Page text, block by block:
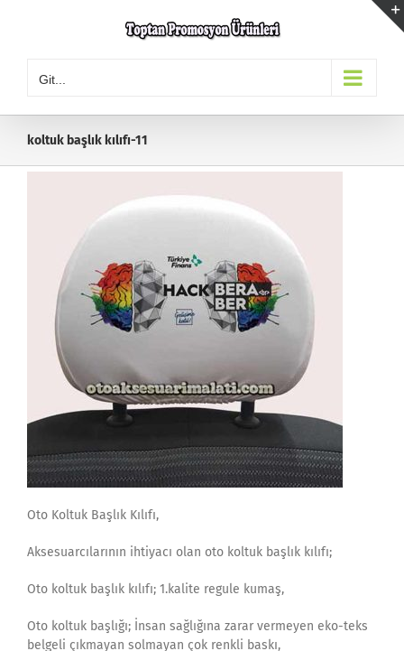
Git...
koltuk başlık kılıfı-11
Oto Koltuk Başlık Kılıfı,
Aksesuarcılarının ihtiyacı olan oto koltuk başlık kılıfı;
Oto koltuk başlık kılıfı; 1.kalite regule kumaş,
Oto koltuk başlığı; İnsan sağlığına zarar vermeyen eko-teks
belgeli çıkmayan solmayan çok renkli baskı,